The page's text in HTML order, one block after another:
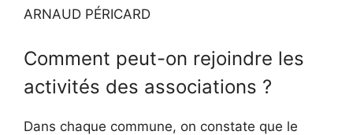
ARNAUD PÉRICARD
Comment peut-on rejoindre les
activités des associations ?
Dans chaque commune, on constate que le